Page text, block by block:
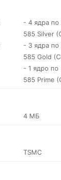
- 4 ядра по
585 Silver
- 3 ядра по
585 Gold
- 1 ядро по
585 Prime
4 МБ
TSMC